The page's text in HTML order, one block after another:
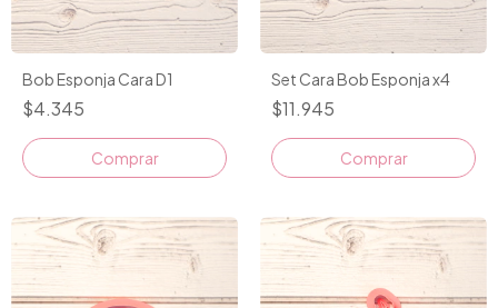
Bob Esponja Cara D1
$4.345
Comprar
Set Cara Bob Esponja x4
$11.945
Comprar